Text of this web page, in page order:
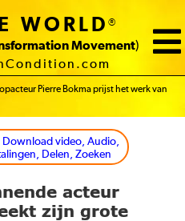
WORLD®
Movement)
Topacteur Pierre Bokma prijst het werk van
Download video, Audio,
Delen, Zoeken
acteur
zijn grote